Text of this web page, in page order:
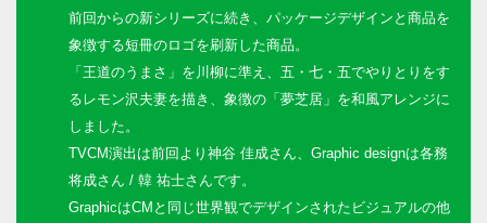
前回からの新シリーズに続き、パッケージデザインと商品を
象徴する短冊のロゴを刷新した商品。
「王道のうまさ」を川柳に準え、五・七・五でやりとりをす
るレモン沢夫妻を描き、象徴の「夢芝居」を和風アレンジに
しました。
TVCM演出は前回より神谷 佳成さん、Graphic designは各務
将成さん / 韓 祐士さんです。
GraphicはCMと同じ世界観でデザインされたビジュアルの他